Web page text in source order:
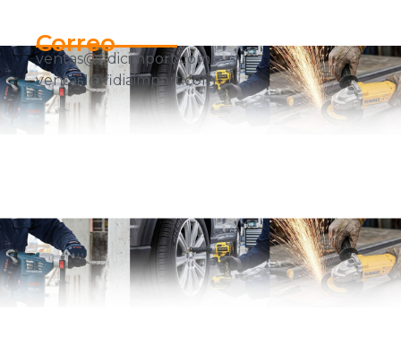
Correo
ventas@fidicimport.com
ventas1@fidiaimport.com